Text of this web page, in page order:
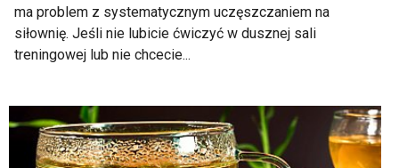
ma problem z systematycznym uczęszczaniem na
siłownię. Jeśli nie lubicie ćwiczyć w dusznej sali
treningowej lub nie chcecie...